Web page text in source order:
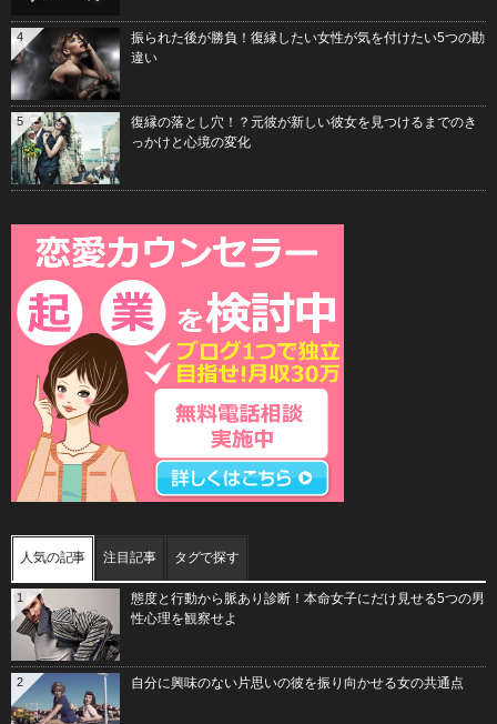
振られた後が勝負！復縁したい女性が気を付けたい5つの勘
違い
4
復縁の落とし穴！？元彼が新しい彼女を見つけるまでのき
っかけと心境の変化
5
人気の記事 注目記事 タグで探す
態度と行動から脈あり診断！本命女子にだけ見せる5つの男
性心理を観察せよ
1
自分に興味のない片思いの彼を振り向かせる女の共通点
2